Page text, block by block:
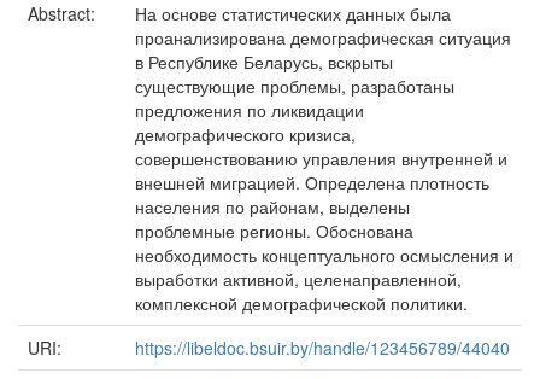
Abstract:
На основе статистических данных была
проанализирована демографическая ситуация
в Республике Беларусь, вскрыты
существующие проблемы, разработаны
предложения по ликвидации
демографического кризиса,
совершенствованию управления внутренней и
внешней миграцией. Определена плотность
населения по районам, выделены
проблемные регионы. Обоснована
необходимость концептуального осмысления и
выработки активной, целенаправленной,
комплексной демографической политики.
URI:
https://libeldoc.bsuir.by/handle/123456789/44040